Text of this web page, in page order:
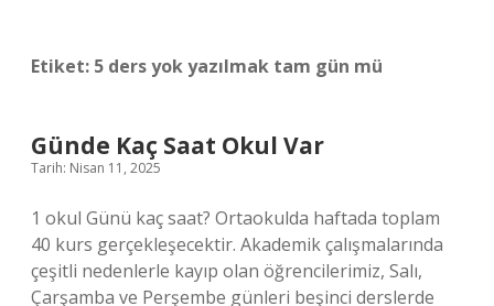
Etiket: 5 ders yok yazılmak tam gün mü
Günde Kaç Saat Okul Var
Tarih: Nisan 11, 2025
1 okul Günü kaç saat? Ortaokulda haftada toplam
40 kurs gerçekleşecektir. Akademik çalışmalarında
çeşitli nedenlerle kayıp olan öğrencilerimiz, Salı,
Çarşamba ve Perşembe günleri beşinci derslerde